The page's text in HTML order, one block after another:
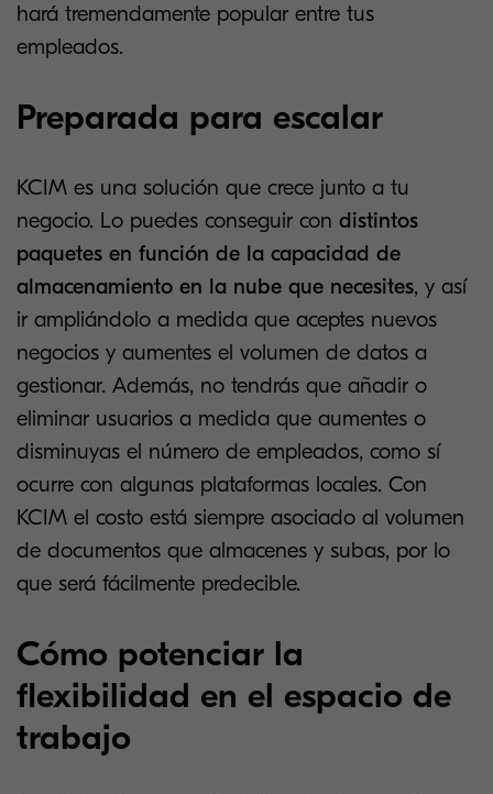
hará tremendamente popular entre tus
empleados.
Preparada para escalar
KCIM es una solución que crece junto a tu
negocio. Lo puedes conseguir con distintos
paquetes en función de la capacidad de
almacenamiento en la nube que necesites, y así
ir ampliándolo a medida que aceptes nuevos
negocios y aumentes el volumen de datos a
gestionar. Además, no tendrás que añadir o
eliminar usuarios a medida que aumentes o
disminuyas el número de empleados, como sí
ocurre con algunas plataformas locales. Con
KCIM el costo está siempre asociado al volumen
de documentos que almacenes y subas, por lo
que será fácilmente predecible.
Cómo potenciar la
flexibilidad en el espacio de
trabajo